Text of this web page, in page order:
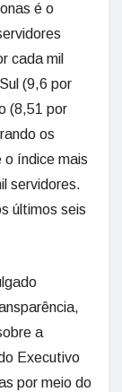
é o
cada mil
(9,6 por
(8,51 por
os
índice mais
servidores.
últimos seis
a
Executivo
por meio do